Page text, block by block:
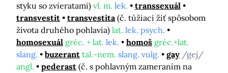
styku so zvieratami) vl. m. lek.
transsexuál
transvestit
transvestita (č. túžiaci žiť spôsobom
života druhého pohlavia) lat. lek. psych.
homosexuál gréc. + lat. lek. homoš gréc.+lat.
slang.
buzerant tal.-nem. slang. vulg. gay /gej/
angl.
pederast (č. s pohlavným zameraním na